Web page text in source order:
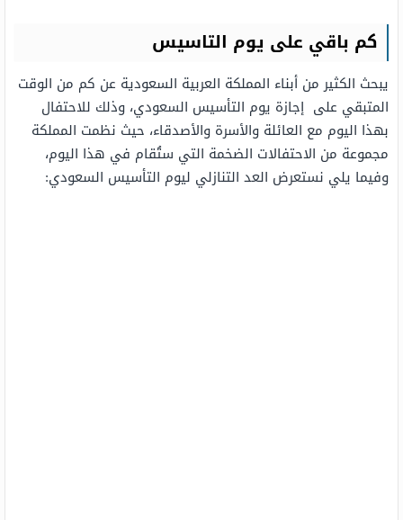
كم باقي على يوم التاسيس
يبحث الكثير من أبناء المملكة العربية السعودية عن كم من الوقت
المتبقي على إجازة يوم التأسيس السعودي، وذلك للاحتفال
بهذا اليوم مع العائلة والأسرة والأصدقاء، حيث نظمت المملكة
مجموعة من الاحتفالات الضخمة التي ستُقام في هذا اليوم،
وفيما يلي نستعرض العد التنازلي ليوم التأسيس السعودي: